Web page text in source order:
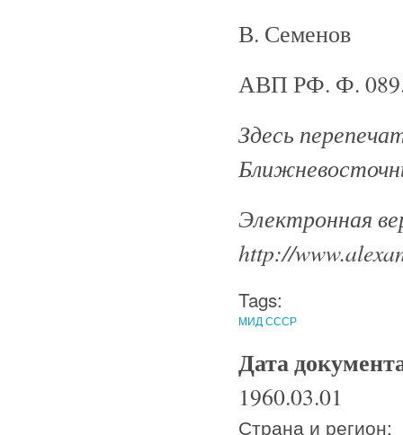
В. Семенов
АВП РФ. Ф.
Здесь
Электронная
http://
Tags:
МИД СССР
Дата
1960.03.01
Страна и регион: